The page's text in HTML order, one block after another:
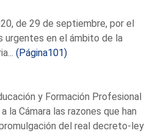
de 29 de septiembre, por el
urgentes en el ámbito de la
(Página101)
y Formación Profesional
la Cámara las razones que han
del real decreto-ley